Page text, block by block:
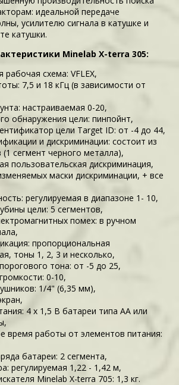
идеальной передаче
усилителю сигнала в катушке и
катушки.
Minelab X-terra 305:
рабочая схема: VFLEX,
7,5 и 18 кГц (в зависимости от
настраиваемая 0-20,
обнаружения цели: пинпойнт,
цели Target ID: от -4 до 44,
и дискриминации: состоит из
(1 сегмент черного металла),
пользовательская дискриминация,
маски дискриминации, + все
регулируемая в диапазоне 1- 10,
цели: 5 сегментов,
помех: в ручном
пропорциональная
тоны 1, 2, 3 и несколько,
тона: от -5 до 25,
0-10,
1/4" (6,35 мм),
4 х 1,5 В батареи типа АА или
время работы от элементов питания:
батареи: 2 сегмента,
регулируемая 1,22 - 1,42 м,
Minelab X-terra 705: 1,3 кг.